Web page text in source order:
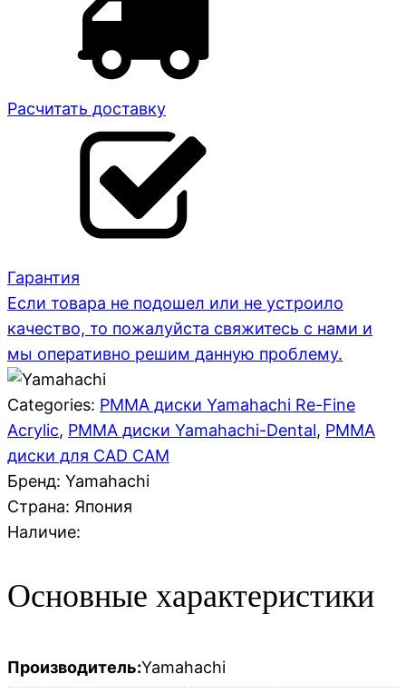
Расчитать доставку
Гарантия
Если товара не подошел или не устроило
качество, то пожалуйста свяжитесь с нами и
мы оперативно решим данную проблему.
Categories: PMMA диски Yamahachi Re-Fine
Acrylic, PMMA диски Yamahachi-Dental, PMMA
диски для CAD CAM
Бренд: Yamahachi
Страна: Япония
Наличие:
Основные характеристики
Производитель:Yamahachi